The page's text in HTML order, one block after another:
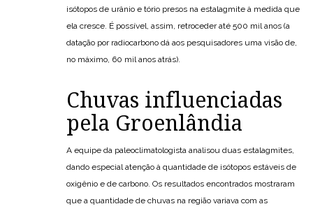
isótopos de urânio e tório presos na estalagmite à medida que
ela cresce. É possível, assim, retroceder até 500 mil anos (a
datação por radiocarbono dá aos pesquisadores uma visão de,
no máximo, 60 mil anos atrás).
Chuvas influenciadas
pela Groenlândia
A equipe da paleoclimatologista analisou duas estalagmites,
dando especial atenção à quantidade de isótopos estáveis de
oxigênio e de carbono. Os resultados encontrados mostraram
que a quantidade de chuvas na região variava com as